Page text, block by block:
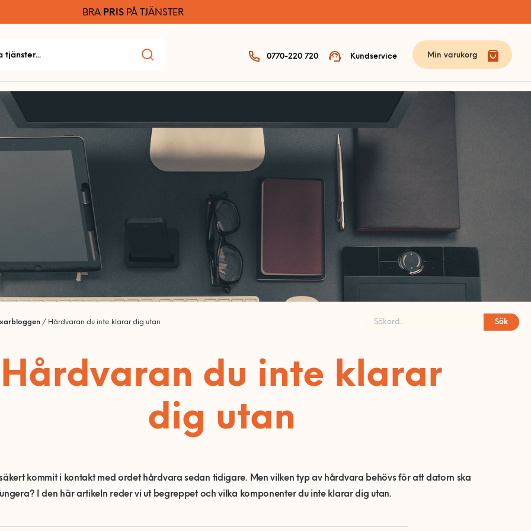
BRA PRISPÅ TJÄNSTER
0770-220 720 Kundservice Min varukorg
/ Hårdvaran du inte klarar dig utan Sök
Hårdvaran du inte klarar
dig utan
kommit i kontakt med ordet hårdvara sedan tidigare. Men vilken typ av hårdvara behövs för att datorn ska
I den här artikeln reder vi ut begreppet och vilka komponenter du inte klarar dig utan.